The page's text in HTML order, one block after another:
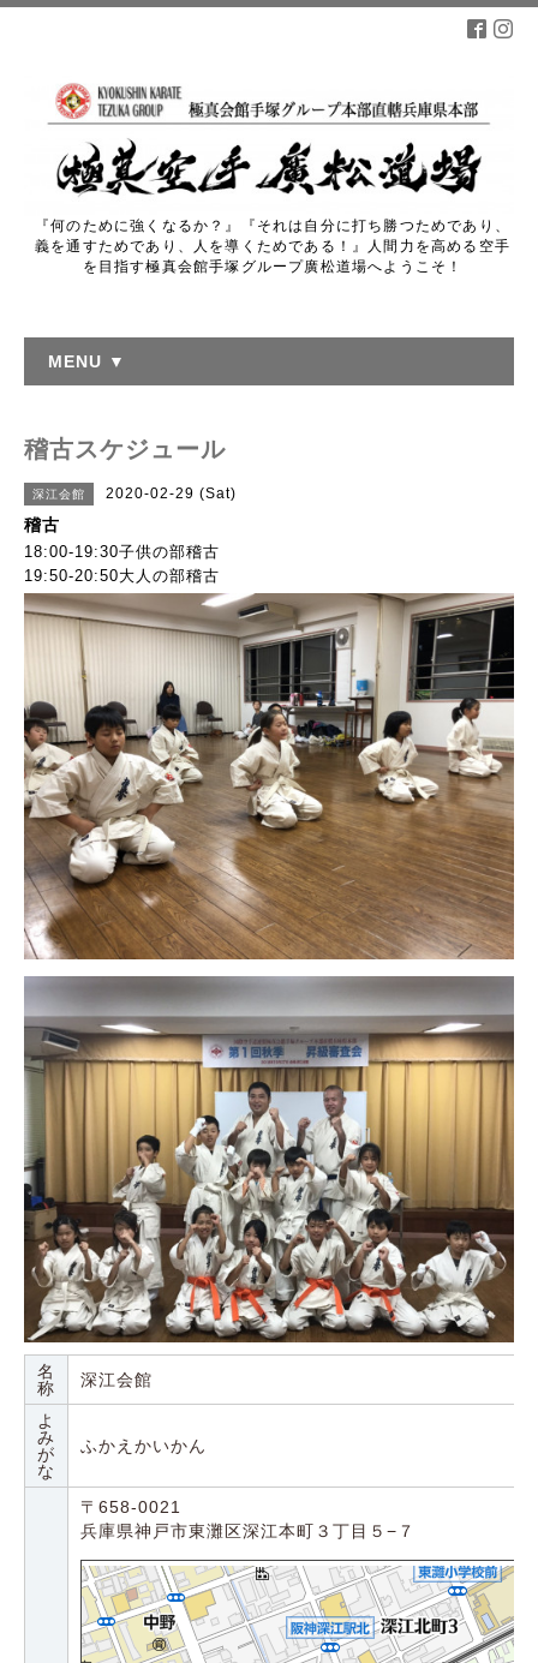
『何のために強くなるか？』『それは自分に打ち勝つためであり、
義を通すためであり、人を導くためである！』人間力を高める空手
を目指す極真会館手塚グループ廣松道場へようこそ！
MENU ▼
稽古スケジュール
深江会館 2020-02-29 (Sat)
稽古
18:00-19:30子供の部稽古
19:50-20:50大人の部稽古
名
称
深江会館
よ
み
が
な
ふかえかいかん
〒658-0021
兵庫県神戸市東灘区深江本町３丁目５−７